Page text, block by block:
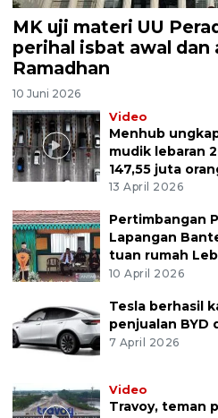
MK uji materi UU
perihal isbat awal dan
Ramadhan
10 Juni 2026
Video
Menhub
mudik lebaran
147,55 juta
13 April 2026
Pertimbangan
Lapangan
tuan rumah
10 April 2026
Tesla berhasil
penjualan BYD
7 April 2026
Video
Travoy, teman